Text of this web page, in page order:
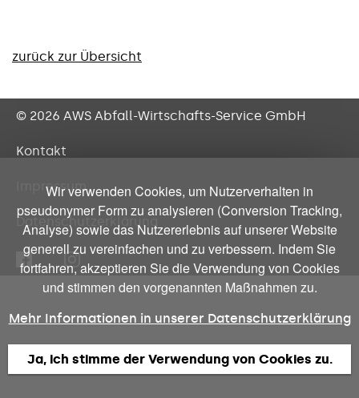
zurück zur Übersicht
© 2026 AWS Abfall-Wirtschafts-Service GmbH
Kontakt
Impressum
Datenschutzerklärung
Wir verwenden Cookies, um Nutzerverhalten in
pseudonymer Form zu analysieren (Conversion Tracking,
Analyse) sowie das Nutzererlebnis auf unserer Website
generell zu vereinfachen und zu verbessern. Indem Sie
fortfahren, akzeptieren Sie die Verwendung von Cookies
und stimmen den vorgenannten Maßnahmen zu.
Mehr Informationen in unserer Datenschutzerklärung
Ja, ich stimme der Verwendung von Cookies zu.